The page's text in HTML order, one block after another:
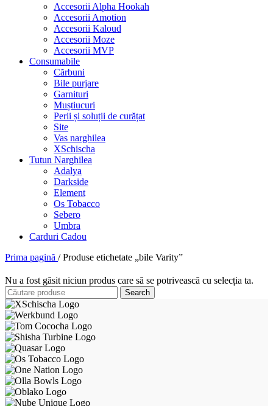
Accesorii Alpha Hookah
Accesorii Amotion
Accesorii Kaloud
Accesorii Moze
Accesorii MVP
Consumabile
Cărbuni
Bile purjare
Garnituri
Muștiucuri
Perii și soluții de curățat
Site
Vas narghilea
XSchischa
Tutun Narghilea
Adalya
Darkside
Element
Os Tobacco
Sebero
Umbra
Carduri Cadou
Prima pagină / Produse etichetate „bile Varity”
Nu a fost găsit niciun produs care să se potrivească cu selecția ta.
Search